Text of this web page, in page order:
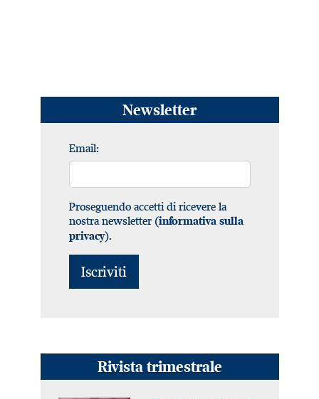
Newsletter
Email:
Proseguendo accetti di ricevere la
nostra newsletter (informativa sulla
privacy).
Rivista trimestrale